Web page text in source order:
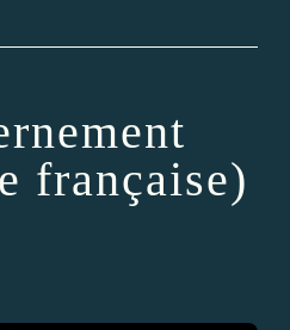
française)